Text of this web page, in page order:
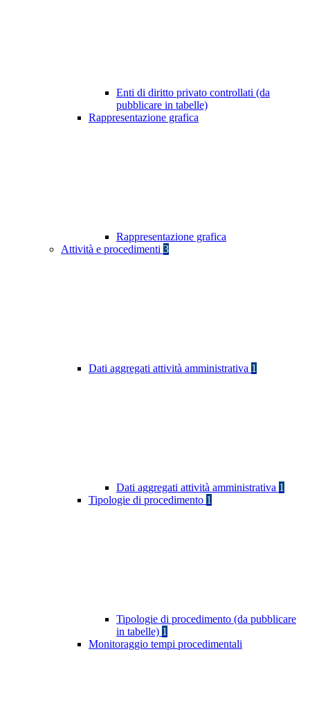
Enti di diritto privato controllati (da
pubblicare in tabelle)
Rappresentazione grafica
Rappresentazione grafica
Attività e procedimenti 3
Dati aggregati attività amministrativa 1
Dati aggregati attività amministrativa 1
Tipologie di procedimento 1
Tipologie di procedimento (da pubblicare
in tabelle) 1
Monitoraggio tempi procedimentali